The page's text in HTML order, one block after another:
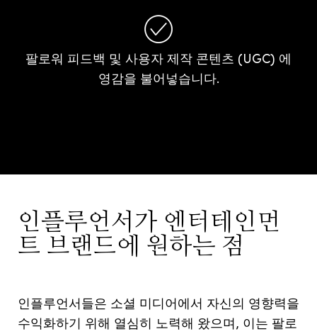
팔로워 피드백 및 사용자 제작 콘텐츠 (UGC) 에
영감을 불어넣습니다.
인플루언서가 엔터테인먼
트 브랜드에 원하는 점
인플루언서들은 소셜 미디어에서 자신의 영향력을
수익화하기 위해 열심히 노력해 왔으며, 이는 팔로